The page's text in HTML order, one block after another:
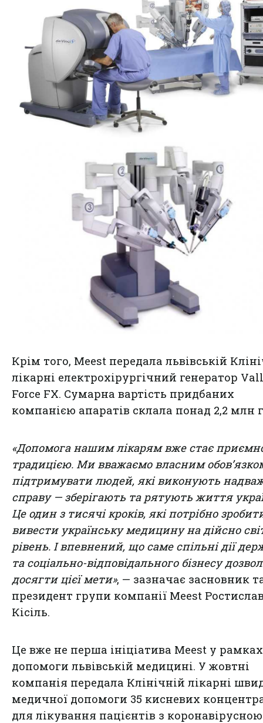
Крім того, Meest передала львівській
лікарні електрохірургічний генератор
Force FX. Сумарна вартість придбаних
компанією апаратів склала понад 2,2 млн
«Допомога нашим лікарям вже стає
традицією. Ми вважаємо власним
підтримувати людей, які виконують
справу — зберігають та рятують життя
Це один з тисячі кроків, які потрібно
вивести українську медицину на дійсно
рівень. І впевнений, що саме спільні дії
та соціально-відповідального бізнесу
досягти цієї мети», — зазначає засновник
президент групи компанії Meest
Кісіль.
Це вже не перша ініціатива Meest у рамках
допомоги львівській медицині. У жовтні
компанія передала Клінічній лікарні
медичної допомоги 35 кисневих
для лікування пацієнтів з коронавірусною